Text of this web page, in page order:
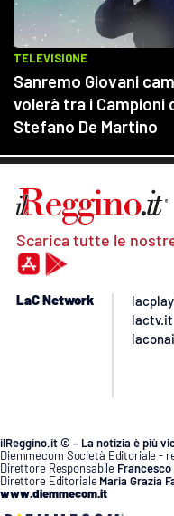
Scarica tutte le
LaC Network
lactv.it
ilReggino.it © – La notizia è più
Diemmecom Società Editoriale -
Direttore Responsabile
Direttore Editoriale Maria Grazia
www.diemmecom.it